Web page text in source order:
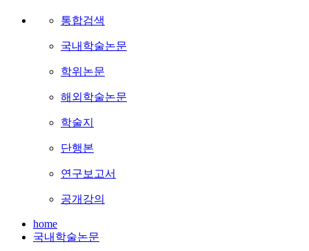
통합검색
국내학술논문
학위논문
해외학술논문
학술지
단행본
연구보고서
공개강의
home
국내학술논문